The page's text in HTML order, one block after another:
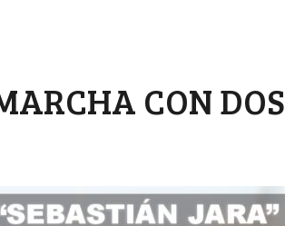
PAMPA
CON DOS